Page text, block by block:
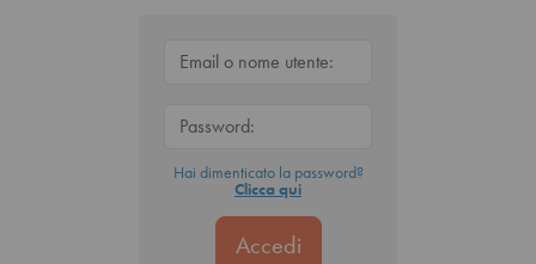
Hai dimenticato la password?
Clicca qui